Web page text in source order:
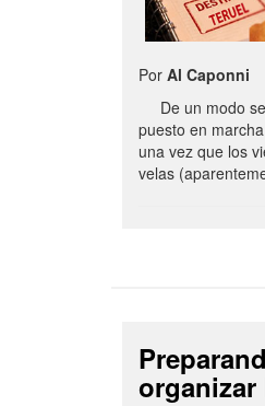
Por Al Caponni
De un modo
puesto en
una vez que los
velas
organizar